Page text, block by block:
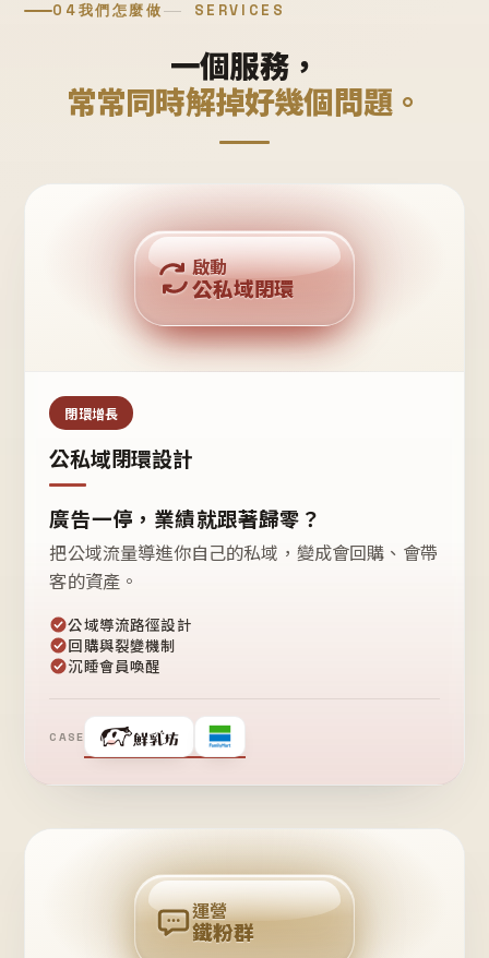
04我們怎麼做 SERVICES
一個服務，
常常同時解掉好幾個問題。
公域流量
私域鐵粉
回購複利
啟動
公私域閉環
閉環增長
公私域閉環設計
廣告一停，業績就跟著歸零？
把公域流量導進你自己的私域，變成會回購、會帶
客的資產。
公域導流路徑設計
回購與裂變機制
沉睡會員喚醒
CASE
❤
粉
回
購
運營
鐵粉群